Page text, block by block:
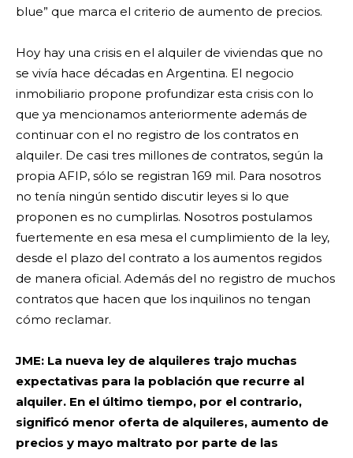
blue” que marca el criterio de aumento de precios.
Hoy hay una crisis en el alquiler de viviendas que no
se vivía hace décadas en Argentina. El negocio
inmobiliario propone profundizar esta crisis con lo
que ya mencionamos anteriormente además de
continuar con el no registro de los contratos en
alquiler. De casi tres millones de contratos, según la
propia AFIP, sólo se registran 169 mil. Para nosotros
no tenía ningún sentido discutir leyes si lo que
proponen es no cumplirlas. Nosotros postulamos
fuertemente en esa mesa el cumplimiento de la ley,
desde el plazo del contrato a los aumentos regidos
de manera oficial. Además del no registro de muchos
contratos que hacen que los inquilinos no tengan
cómo reclamar.
JME: La nueva ley de alquileres trajo muchas
expectativas para la población que recurre al
alquiler. En el último tiempo, por el contrario,
significó menor oferta de alquileres, aumento de
precios y mayo maltrato por parte de las